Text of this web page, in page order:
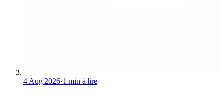
4 Aug 2026·1 min à lire